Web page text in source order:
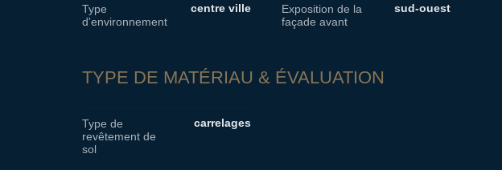
Type
d'environnement
centre ville
Exposition de la
façade avant
sud-ouest
TYPE DE MATÉRIAU & ÉVALUATION
Type de
revêtement de
sol
carrelages